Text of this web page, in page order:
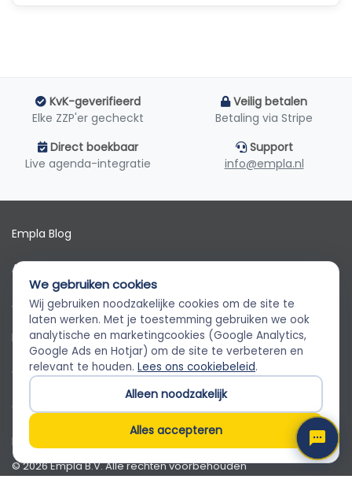
KvK-geverifieerd
Elke ZZP'er gecheckt
Veilig betalen
Betaling via Stripe
Direct boekbaar
Live agenda-integratie
Support
info@empla.nl
Empla Blog
Algemene voorwaarden
AVG
Privacybeleid
Cookiebeleid
Cookievoorkeuren
Klantenservice
© 2026 Empla B.V. Alle rechten voorbehouden
Empla Assistent
Altijd beschikbaar, stel een vraag
We gebruiken cookies
Wij gebruiken noodzakelijke cookies om de site te
laten werken. Met je toestemming gebruiken we ook
analytische en marketingcookies (Google Analytics,
Google Ads en Hotjar) om de site te verbeteren en
relevant te houden. Lees ons cookiebeleid.
Alleen noodzakelijk
Alles accepteren